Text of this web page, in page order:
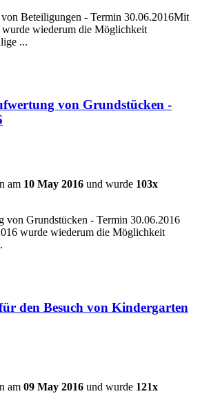
Beteiligungen - Termin 30.06.2016Mit
wurde wiederum die Möglichkeit
...
von Grundstücken -
am 10 May 2016 und wurde 103x
Grundstücken - Termin 30.06.2016
wurde wiederum die Möglichkeit
den Besuch von Kindergarten
am 09 May 2016 und wurde 121x